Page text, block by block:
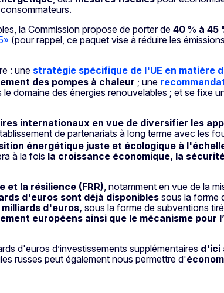
la Commission propose de porter de 40 % à 45
(pour rappel, ce paquet vise à réduire les
: une stratégie spécifique de l'UE en matière
des pompes à chaleur ; une
domaine des énergies renouvelables ; et se fixe
internationaux en vue de diversifier les
de partenariats à long terme avec les
énergétique juste et écologique à
à la fois la croissance économique, la
et la résilience (FRR), notamment en vue de la
d'euros sont déjà disponibles sous la forme
d'euros, sous la forme de subventions
européens ainsi que le mécanisme pour
d'euros d’investissements supplémentaires d'ici
russes peut également nous permettre d'